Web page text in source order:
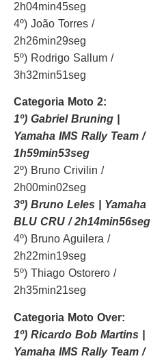
2h04min45seg
4º) João Torres /
2h26min29seg
5º) Rodrigo Sallum /
3h32min51seg
Categoria Moto 2:
1º) Gabriel Bruning |
Yamaha IMS Rally Team /
1h59min53seg
2º) Bruno Crivilin /
2h00min02seg
3º) Bruno Leles | Yamaha
BLU CRU / 2h14min56seg
4º) Bruno Aguilera /
2h22min19seg
5º) Thiago Ostorero /
2h35min21seg
Categoria Moto Over:
1º) Ricardo Bob Martins |
Yamaha IMS Rally Team /